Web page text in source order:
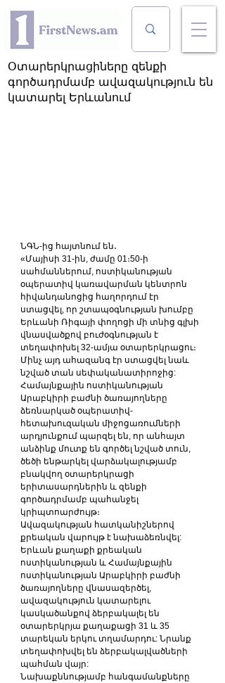
Օտարերկրացիները զենքի
գործադրմամբ ավազակություն են
կատարել Երևանում
ՆԳՆ-ից հայտնում են․
«Մայիսի 31-ին, ժամը 01։50-ի
սահմաններում, ոստիկանության
օպերատիվ կառավարման կենտրոն
հիվանդանոցից հաղորդում էր
ստացվել, որ շտապօգնության խումբը
Երևանի Ռիգայի փողոցի մի տնից գլխի
վնասվածքով բուժօգնության է
տեղափոխել 32-ամյա օտարերկրացու։
Մինչ այդ ահազանգ էր ստացվել նաև
նշված տան սեփականատիրոջից:
Համայնքային ոստիկանության
Արաբկիրի բաժնի ծառայողները
ձեռնարկած օպերատիվ-
հետախուզական միջոցառումների
արդյունքում պարզել են, որ անհայտ
անձինք մուտք են գործել նշված տուն,
ծեծի ենթարկել վարձակալությամբ
բնակվող օտարերկրացի
երիտասարդներին և զենքի
գործադրմամբ պահանջել
կրիպտոարժույթ։
Ավազակության հատկանիշներով
քրեական վարույթ է նախաձեռնվել:
Երևան քաղաքի քրեական
ոստիկանության և Համայնքային
ոստիկանության Արաբկիրի բաժնի
ծառայողները վնասազերծել,
ավազակություն կատարելու
կասկածանքով ձերբակալել են
օտարերկրյա քաղաքացի 31 և 35
տարեկան երկու տղամարդու: Նրանք
տեղափոխվել են ձերբակալվածների
պահման վայր:
Նախաքննությամբ հանգամանքները